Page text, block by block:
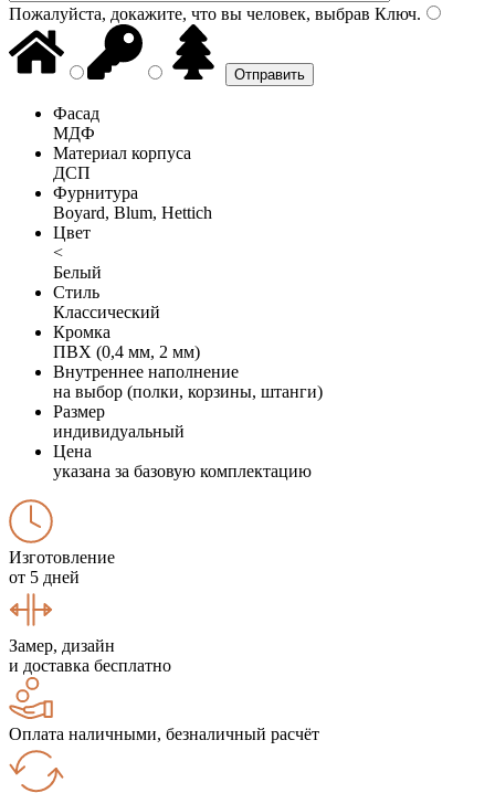
Пожалуйста, докажите, что вы человек, выбрав Ключ.
Фасад
МДФ
Материал корпуса
ДСП
Фурнитура
Boyard, Blum, Hettich
Цвет
<
Белый
Стиль
Классический
Кромка
ПВХ (0,4 мм, 2 мм)
Внутреннее наполнение
на выбор (полки, корзины, штанги)
Размер
индивидуальный
Цена
указана за базовую комплектацию
Изготовление
от 5 дней
Замер, дизайн
и доставка бесплатно
Оплата наличными, безналичный расчёт